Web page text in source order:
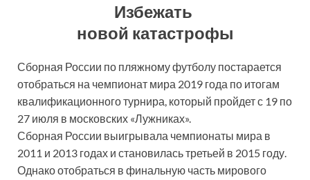
Избежать
новой катастрофы
Сборная России по пляжному футболу постарается
отобраться на чемпионат мира 2019 года по итогам
квалификационного турнира, который пройдет с 19 по
27 июля в московских «Лужниках».
Сборная России выигрывала чемпионаты мира в
2011 и 2013 годах и становилась третьей в 2015 году.
Однако отобраться в финальную часть мирового